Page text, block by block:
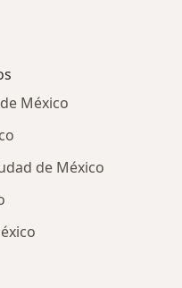
México
de México